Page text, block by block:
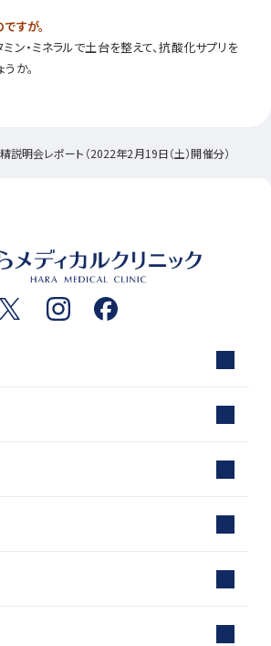
すが。
・ミネラルで土台を整えて、抗酸化サプリを
か。
説明会レポート（2022年2月19日（土）開催分）